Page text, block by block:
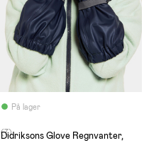
På lager
(7)
Didriksons Glove Regnvanter,